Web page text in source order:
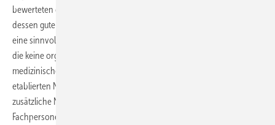
bewerteten das Screening-Angebot insgesamt positiv und hoben
dessen gute Zugänglichkeit und Flexibilität hervor. Sie sahen darin
eine sinnvolle Ergänzung für ehemalige Patientinnen und Patienten,
die keine organisierte Nachsorge wahrnehmen oder ungern
medizinische Einrichtungen aufsuchen. Für Personen, die bereits in
etablierten Nachsorgeprogrammen betreut werden, wurde der
zusätzliche Nutzen als geringer eingeschätzt. Wichtig erschien den
Fachpersonen, dass Untersuchungsergebnisse an die behandelnden